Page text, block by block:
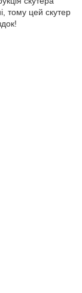
тому цей скутер